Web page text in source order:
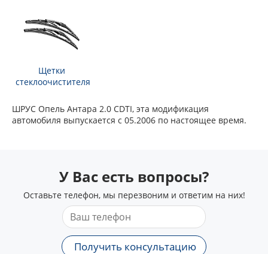
Щетки
стеклоочистителя
ШРУС Опель Антара 2.0 CDTI, эта модификация
автомобиля выпускается с 05.2006 по настоящее время.
У Вас есть вопросы?
Оставьте телефон, мы перезвоним и ответим на них!
Получить консультацию